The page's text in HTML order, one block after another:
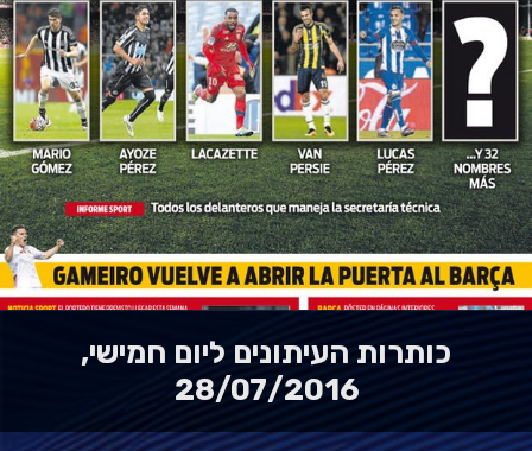
כותרות העיתונים ליום חמישי,
28/07/2016